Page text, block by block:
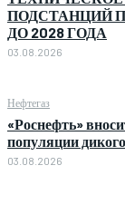
ПОДСТАНЦИЙ
ДО 2028 ГОДА
03.08.2026
Нефтегаз
«Роснефть»
популяции
03.08.2026